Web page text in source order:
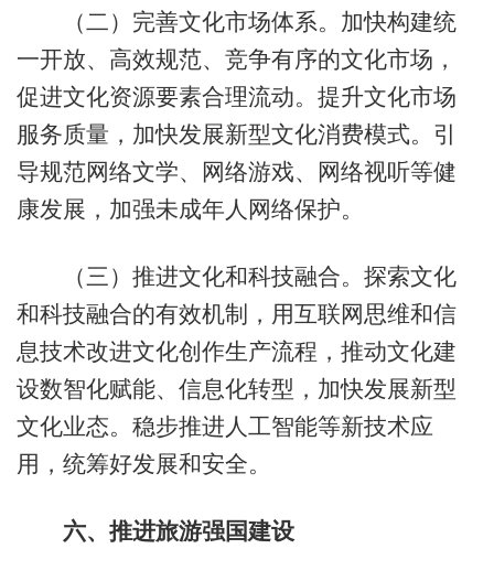
（二）完善文化市场体系。加快构建统
一开放、高效规范、竞争有序的文化市场，
促进文化资源要素合理流动。提升文化市场
服务质量，加快发展新型文化消费模式。引
导规范网络文学、网络游戏、网络视听等健
康发展，加强未成年人网络保护。
（三）推进文化和科技融合。探索文化
和科技融合的有效机制，用互联网思维和信
息技术改进文化创作生产流程，推动文化建
设数智化赋能、信息化转型，加快发展新型
文化业态。稳步推进人工智能等新技术应
用，统筹好发展和安全。
六、推进旅游强国建设